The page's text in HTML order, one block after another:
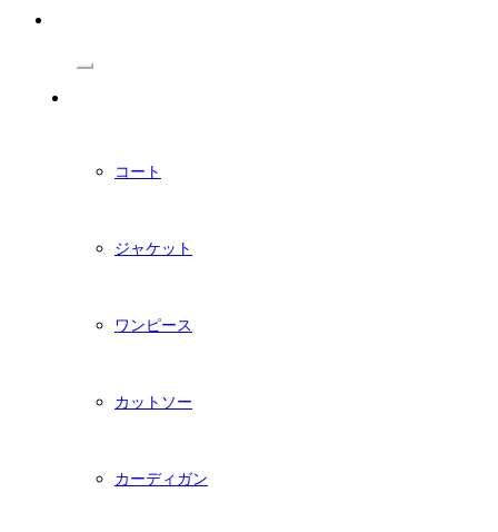
コート
ジャケット
ワンピース
カットソー
カーディガン